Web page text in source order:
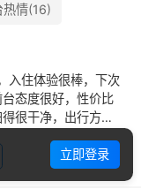
立即登录
热情(16)
入住体验很棒，下次
态度很好，性价比
很干净，出行方